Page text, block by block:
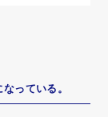
っている。